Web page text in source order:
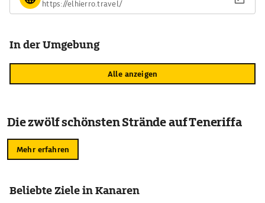
https://elhierro.travel/
In der Umgebung
Alle anzeigen
Die zwölf schönsten Strände auf Teneriffa
Mehr erfahren
Beliebte Ziele in Kanaren